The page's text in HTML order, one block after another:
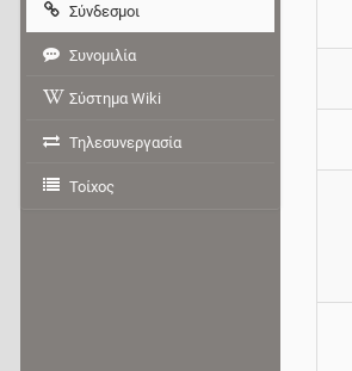
Σύνδεσμοι
Συνομιλία
Σύστημα Wiki
Τηλεσυνεργασία
Τοίχος